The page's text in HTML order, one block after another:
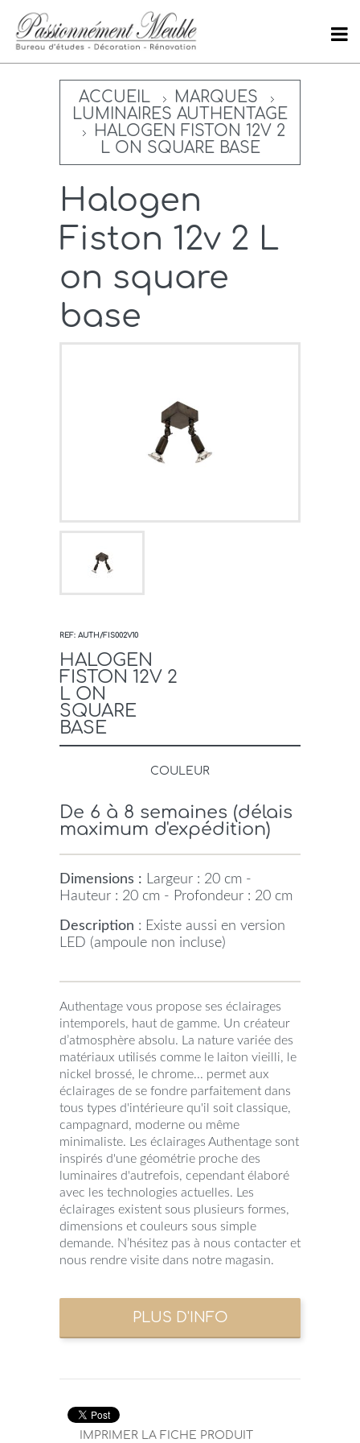
ACCUEIL
MARQUES
LUMINAIRES AUTHENTAGE
HALOGEN FISTON 12V 2
L ON SQUARE BASE
Halogen
Fiston 12v 2 L
on square
base
REF: AUTH/FIS002V10
HALOGEN
FISTON 12V 2
L ON
SQUARE
BASE
COULEUR
De 6 à 8 semaines (délais
maximum d'expédition)
Dimensions : Largeur : 20 cm -
Hauteur : 20 cm - Profondeur : 20 cm
Description : Existe aussi en version
LED (ampoule non incluse)
Authentage vous propose ses éclairages
intemporels, haut de gamme. Un créateur
d’atmosphère absolu. La nature variée des
matériaux utilisés comme le laiton vieilli, le
nickel brossé, le chrome... permet aux
éclairages de se fondre parfaitement dans
tous types d'intérieure qu'il soit classique,
campagnard, moderne ou même
minimaliste. Les éclairages Authentage sont
inspirés d'une géométrie proche des
luminaires d'autrefois, cependant élaboré
avec les technologies actuelles. Les
éclairages existent sous plusieurs formes,
dimensions et couleurs sous simple
demande. N’hésitez pas à nous contacter et
nous rendre visite dans notre magasin.
IMPRIMER LA FICHE PRODUIT